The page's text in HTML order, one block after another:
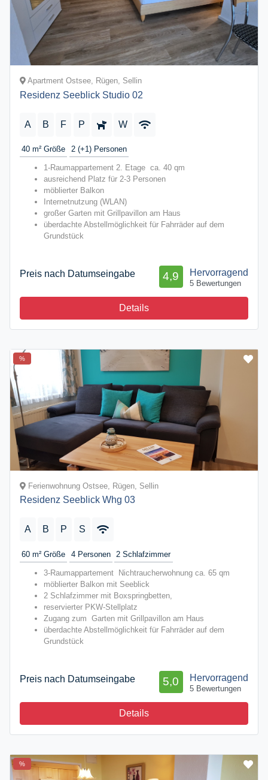
Apartment Ostsee, Rügen, Sellin
Residenz Seeblick Studio 02
A B F P W
40 m² Größe 2 (+1) Personen
1-Raumappartement 2. Etage ca. 40 qm
ausreichend Platz für 2-3 Personen
möblierter Balkon
Internetnutzung (WLAN)
großer Garten mit Grillpavillon am Haus
überdachte Abstellmöglichkeit für Fahrräder auf dem
Grundstück
Preis nach Datumseingabe Hervorragend
4,9
5 Bewertungen
Details
%
Ferienwohnung Ostsee, Rügen, Sellin
Residenz Seeblick Whg 03
A B P S
60 m² Größe 4 Personen 2 Schlafzimmer
3-Raumappartement Nichtraucherwohnung ca. 65 qm
möblierter Balkon mit Seeblick
2 Schlafzimmer mit Boxspringbetten,
reservierter PKW-Stellplatz
Zugang zum Garten mit Grillpavillon am Haus
überdachte Abstellmöglichkeit für Fahrräder auf dem
Grundstück
Preis nach Datumseingabe Hervorragend
5,0
5 Bewertungen
Details
%